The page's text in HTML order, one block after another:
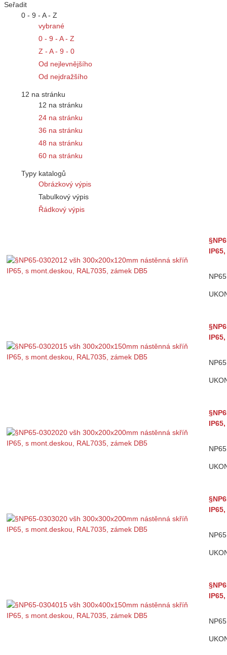
Seřadit
0 - 9 - A - Z
vybrané
0 - 9 - A - Z
Z - A - 9 - 0
Od nejlevnějšího
Od nejdražšího
12 na stránku
12 na stránku
24 na stránku
36 na stránku
48 na stránku
60 na stránku
Typy katalogů
Obrázkový výpis
Tabulkový výpis
Řádkový výpis